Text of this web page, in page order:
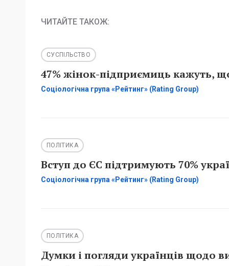
ЧИТАЙТЕ ТАКОЖ:
СУСПІЛЬСТВО
47% жінок-підприємиць кажуть,
Соціологічна група «Рейтинг» (Rating Group)
ПОЛІТИКА
Вступ до ЄС підтримують 70%
Соціологічна група «Рейтинг» (Rating Group)
ПОЛІТИКА
Думки і погляди українців щодо